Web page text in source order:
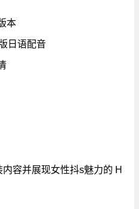
本
日语配音
容并展现女性抖s魅力的 H